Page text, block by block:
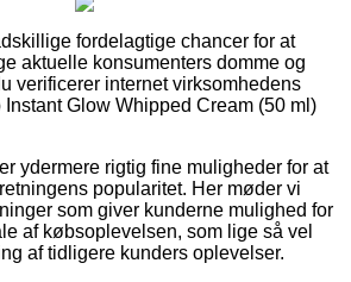
fordelagtige chancer for at
aktuelle konsumenters domme og
verificerer internet virksomhedens
Glow Whipped Cream (50 ml)
ydermere rigtig fine muligheder for at
popularitet. Her møder vi
som giver kunderne mulighed for
af købsoplevelsen, som lige så vel
af tidligere kunders oplevelser.